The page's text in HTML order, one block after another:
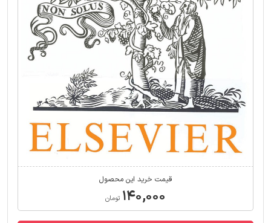
قیمت خرید این محصول
۱۴۰,۰۰۰ تومان